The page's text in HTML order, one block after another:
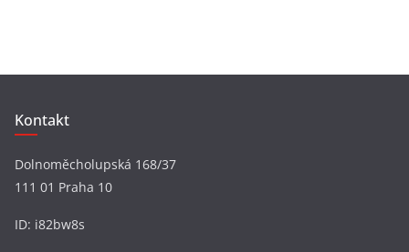
Kontakt
Dolnoměcholupská 168/37
111 01 Praha 10
ID: i82bw8s